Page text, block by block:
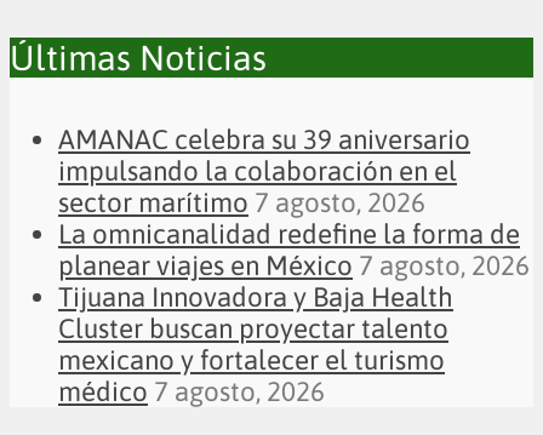
Últimas Noticias
AMANAC celebra su 39 aniversario
impulsando la colaboración en el
sector marítimo 7 agosto, 2026
La omnicanalidad redefine la forma de
planear viajes en México 7 agosto, 2026
Tijuana Innovadora y Baja Health
Cluster buscan proyectar talento
mexicano y fortalecer el turismo
médico 7 agosto, 2026